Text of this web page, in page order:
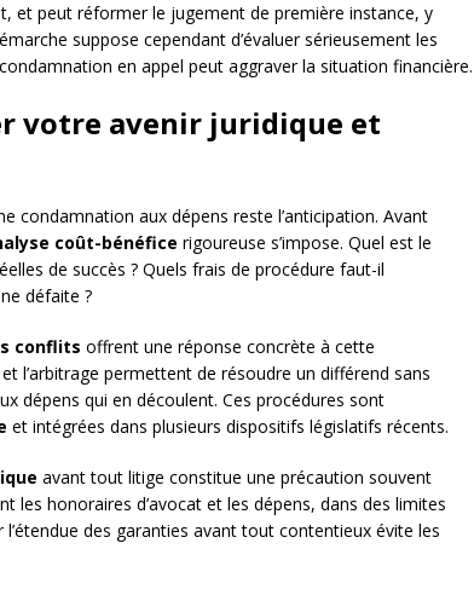
et peut réformer le jugement de première instance, y
suppose cependant d’évaluer sérieusement les
en appel peut aggraver la situation financière.
votre avenir juridique et
condamnation aux dépens reste l’anticipation. Avant
coût-bénéfice rigoureuse s’impose. Quel est le
de succès ? Quels frais de procédure faut-il
défaite ?
conflits offrent une réponse concrète à cette
l’arbitrage permettent de résoudre un différend sans
dépens qui en découlent. Ces procédures sont
et intégrées dans plusieurs dispositifs législatifs récents.
avant tout litige constitue une précaution souvent
les honoraires d’avocat et les dépens, dans des limites
des garanties avant tout contentieux évite les